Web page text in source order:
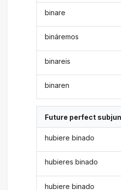
binare
bináremos
binareis
binaren
Future perfect
hubiere binado
hubieres binado
hubiere binado